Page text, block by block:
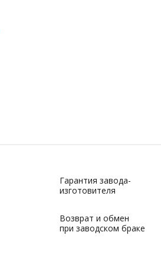
Гарантия завода-
изготовителя
Возврат и обмен
при заводском браке